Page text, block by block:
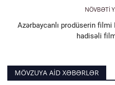
NÖVBƏTI
Azərbaycanlı prodüserin filmi
hadisəli
MÖVZUYA AID XƏBƏRLƏR